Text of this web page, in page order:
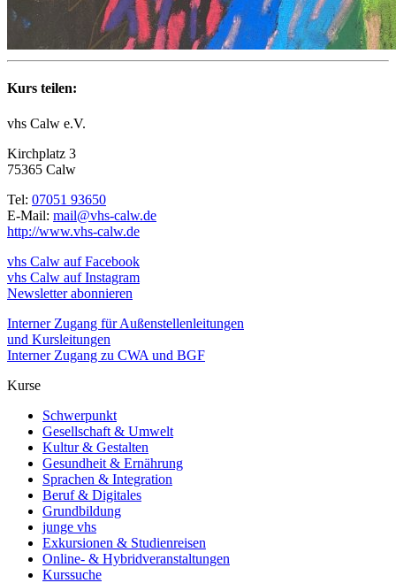
Kurs teilen:
vhs Calw e.V.
Kirchplatz 3
75365 Calw
Tel: 07051 93650
E-Mail: mail@vhs-calw.de
http://www.vhs-calw.de
vhs Calw auf Facebook
vhs Calw auf Instagram
Newsletter abonnieren
Interner Zugang für Außenstellenleitungen
und Kursleitungen
Interner Zugang zu CWA und BGF
Kurse
Schwerpunkt
Gesellschaft & Umwelt
Kultur & Gestalten
Gesundheit & Ernährung
Sprachen & Integration
Beruf & Digitales
Grundbildung
junge vhs
Exkursionen & Studienreisen
Online- & Hybridveranstaltungen
Kurssuche